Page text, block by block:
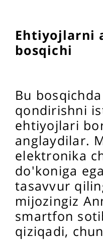
Ehtiyojlarni
bosqichi
Bu
qondirishni
ehtiyojlari
anglaydilar.
elektronika
do'koniga
tasavvur
mijozingiz
smartfon
qiziqadi,